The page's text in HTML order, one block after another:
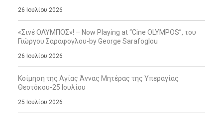
26 Ιουλίου 2026
«Σινέ ΟΛΥΜΠΟΣ»! – Now Playing at “Cine OLYMPOS”, του
Γιώργου Σαράφογλου-by George Sarafoglou
26 Ιουλίου 2026
Κοίμηση της Αγίας Άννας Μητέρας της Υπεραγίας
Θεοτόκου-25 Ιουλίου
25 Ιουλίου 2026